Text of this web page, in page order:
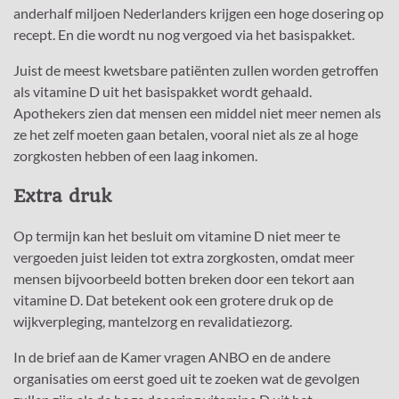
anderhalf miljoen Nederlanders krijgen een hoge dosering op
recept. En die wordt nu nog vergoed via het basispakket.
Juist de meest kwetsbare patiënten zullen worden getroffen
als vitamine D uit het basispakket wordt gehaald.
Apothekers zien dat mensen een middel niet meer nemen als
ze het zelf moeten gaan betalen, vooral niet als ze al hoge
zorgkosten hebben of een laag inkomen.
Extra druk
Op termijn kan het besluit om vitamine D niet meer te
vergoeden juist leiden tot extra zorgkosten, omdat meer
mensen bijvoorbeeld botten breken door een tekort aan
vitamine D. Dat betekent ook een grotere druk op de
wijkverpleging, mantelzorg en revalidatiezorg.
In de brief aan de Kamer vragen ANBO en de andere
organisaties om eerst goed uit te zoeken wat de gevolgen